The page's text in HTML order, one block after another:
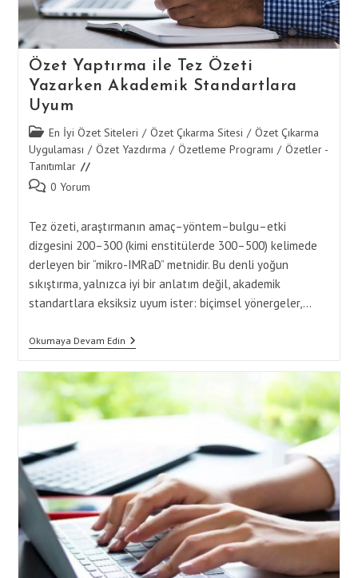
Özet Yaptırma ile Tez Özeti
Yazarken Akademik Standartlara
Uyum
Post
category:
En İyi Özet Siteleri / Özet Çıkarma Sitesi / Özet Çıkarma
Uygulaması / Özet Yazdırma / Özetleme Programı / Özetler -
Tanıtımlar
Post 0 Yorum
Tez özeti, araştırmanın amaç–yöntem–bulgu–etki
dizgesini 200–300 (kimi enstitülerde 300–500) kelimede
derleyen bir “mikro-IMRaD” metnidir. Bu denli yoğun
sıkıştırma, yalnızca iyi bir anlatım değil, akademik
standartlara eksiksiz uyum ister: biçimsel yönergeler,…
Okumaya Devam EdinÖzet
Yaptırma
Özeti
Yazarken
Akademik